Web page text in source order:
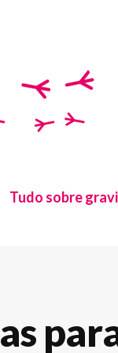
Tudo sobre